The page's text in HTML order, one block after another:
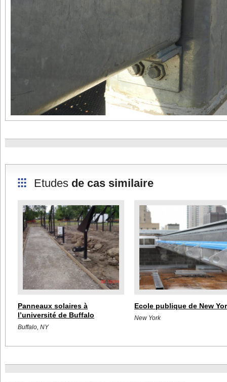
Etudes de cas similaire
Panneaux solaires à
l’université de Buffalo
Buffalo, NY
Ecole publique de New
New York